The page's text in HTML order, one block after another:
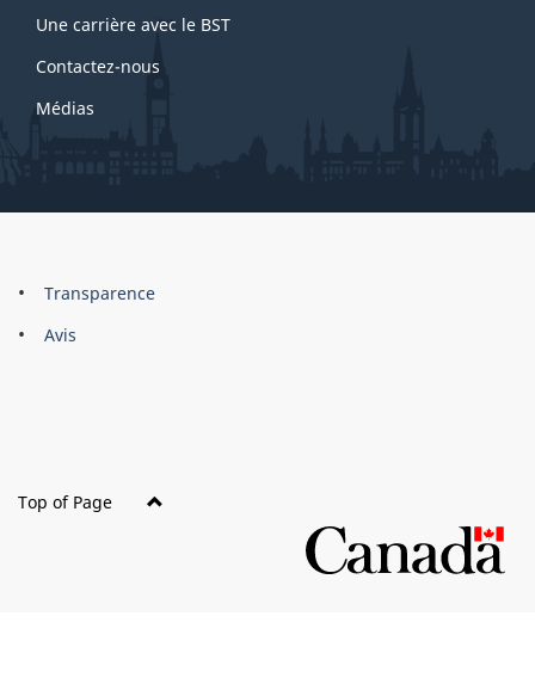
Une carrière avec le BST
Contactez-nous
Médias
About
this
Brand
Transparence
Avis
Top of Page